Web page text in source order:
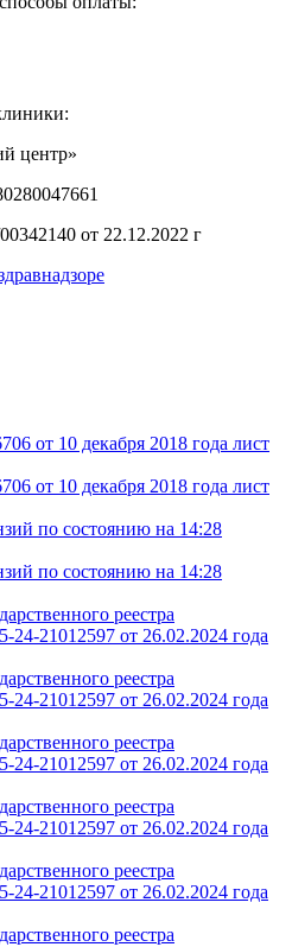
центр»
от 22.12.2022 г